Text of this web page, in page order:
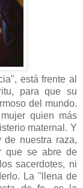
está frente al
para que su
del mundo.
quien más
maternal. Y
nuestra raza,
que se abre de
sacerdotes, ni
La "llena de